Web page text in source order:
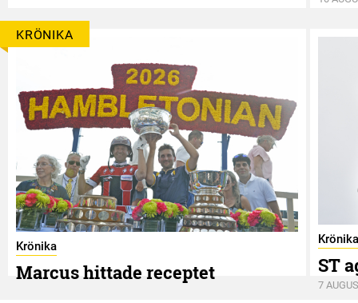
KRÖNIKA
Krönika
Marcus hittade receptet
Krönika
ST
7